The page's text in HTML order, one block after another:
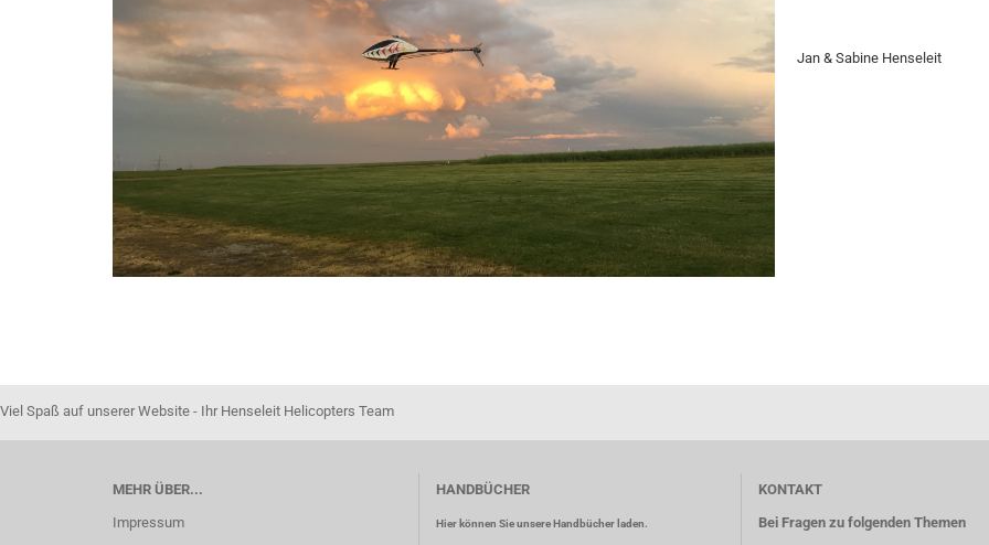
TDSF - 9 - Heckrotorgetriebe
Kreuzschlitz-Schrauben
Linsenkopf-Schrauben
Maden-Schraube
Axiallager
Flanschlager
Radiallager
Jan & Sabine Henseleit
Viel Spaß auf unserer Website - Ihr Henseleit Helicopters Team
MEHR ÜBER...
Impressum
HANDBÜCHER
Hier können Sie unsere Handbücher laden.
KONTAKT
Bei Fragen zu folgenden Themen